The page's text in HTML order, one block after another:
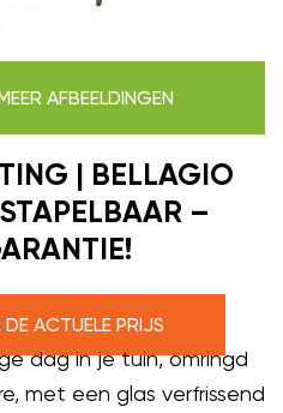
AFBEELDINGEN
| BELLAGIO
–
ACTUELE PRIJS
dag in je tuin, omringd
met een glas verfrissend